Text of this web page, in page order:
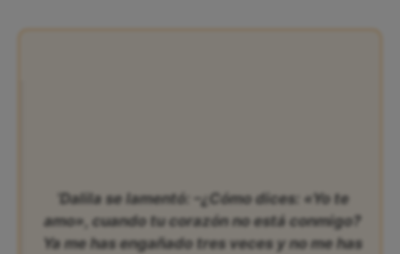
‘Dalila se lamentó: –¿Cómo dices: «Yo te
amo», cuando tu corazón no está conmigo?
Ya me has engañado tres veces y no me has